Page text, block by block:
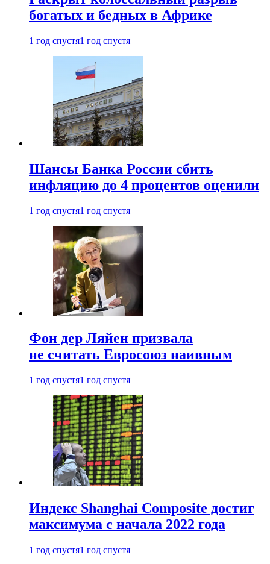
богатых и бедных в Африке
1 год спустя1 год спустя
Шансы Банка России сбить
инфляцию до 4 процентов оценили
1 год спустя1 год спустя
Фон дер Ляйен призвала
не считать Евросоюз наивным
1 год спустя1 год спустя
Индекс Shanghai Composite достиг
максимума с начала 2022 года
1 год спустя1 год спустя